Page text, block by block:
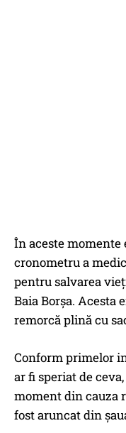
În aceste momente
cronometru a
pentru salvarea
Baia Borșa. Acesta
remorcă plină cu
Conform primelor
ar fi speriat de
moment din cauza
fost aruncat din